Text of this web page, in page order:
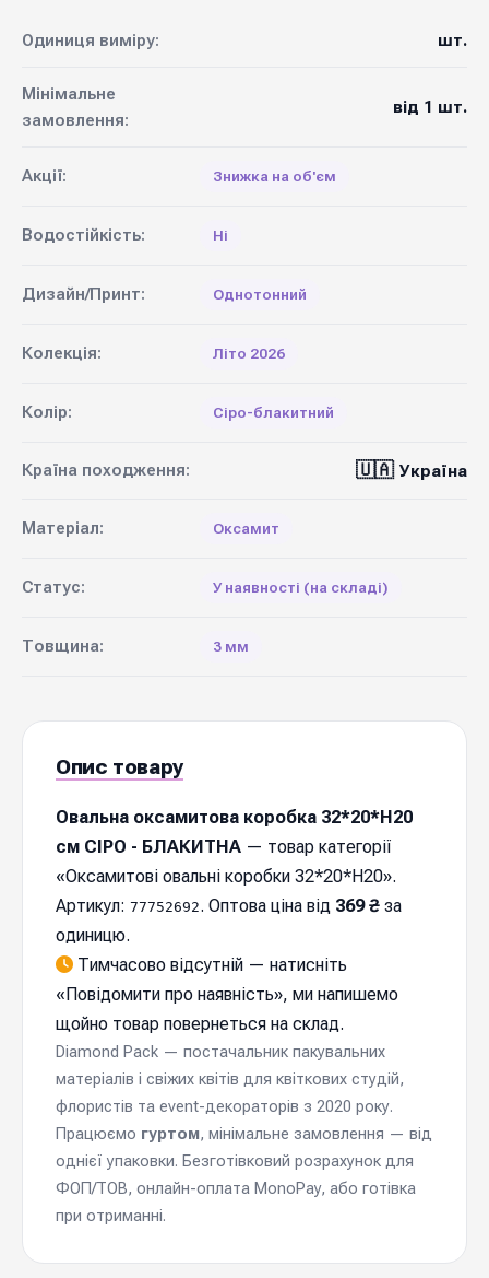
Одиниця виміру: шт.
Мінімальне
замовлення:
від 1 шт.
Акції: Знижка на об'єм
Водостійкість: Ні
Дизайн/Принт: Однотонний
Колекція: Літо 2026
Колір: Сіро-блакитний
Країна походження: 🇺🇦 Україна
Матеріал: Оксамит
Статус: У наявності (на складі)
Товщина: 3 мм
Опис товару
Овальна оксамитова коробка 32*20*Н20
см СІРО - БЛАКИТНА — товар категорії
«Оксамитові овальні коробки 32*20*Н20».
Артикул: 77752692. Оптова ціна від 369 ₴ за
одиницю.
Тимчасово відсутній — натисніть
«Повідомити про наявність», ми напишемо
щойно товар повернеться на склад.
Diamond Pack — постачальник пакувальних
матеріалів і свіжих квітів для квіткових студій,
флористів та event-декораторів з 2020 року.
Працюємо гуртом, мінімальне замовлення — від
однієї упаковки. Безготівковий розрахунок для
ФОП/ТОВ, онлайн-оплата MonoPay, або готівка
при отриманні.